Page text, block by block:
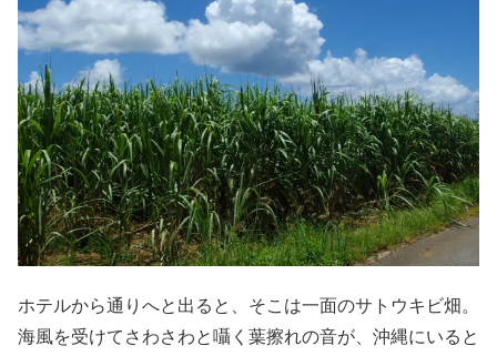
ホテルから通りへと出ると、そこは一面のサトウキビ畑。
海風を受けてさわさわと囁く葉擦れの音が、沖縄にいると